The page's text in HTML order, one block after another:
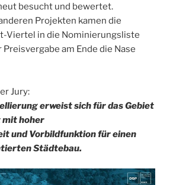
besucht und bewertet.
Projekten kamen die
Viertel in die Nominierungsliste
am Ende die Nase
Jury:
erweist sich für das Gebiet
mit hoher
und Vorbildfunktion für einen
Städtebau.